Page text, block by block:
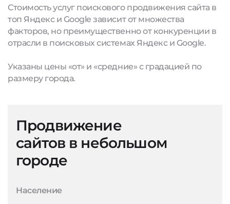
Стоимость услуг поискового продвижения сайта в
топ Яндекс и Google зависит от множества
факторов, но преимущественно от конкуренции в
отрасли в поисковых системах Яндекс и Google.
Указаны цены «от» и «средние» с градацией по
размеру города.
Продвижение
сайтов в небольшом
городе
Население